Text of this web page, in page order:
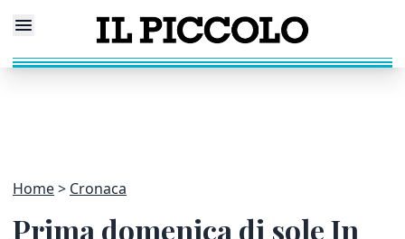
Home Cronaca
Prima domenica di sole In